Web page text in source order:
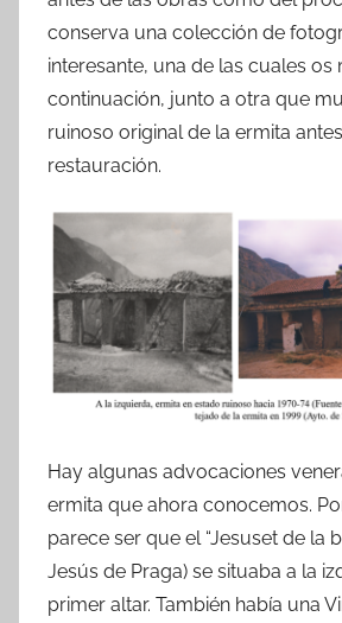
conserva una colección de
interesante, una de las cuales os
continuación, junto a otra que
ruinoso original de la ermita
restauración.
Hay algunas advocaciones
ermita que ahora conocemos.
parece ser que el “Jesuset de la
Jesús de Praga) se situaba a la
primer altar. También había una